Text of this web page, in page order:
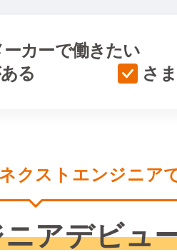
ーカーで働きたい
る
さ
ネクストエンジニア
アデビュ